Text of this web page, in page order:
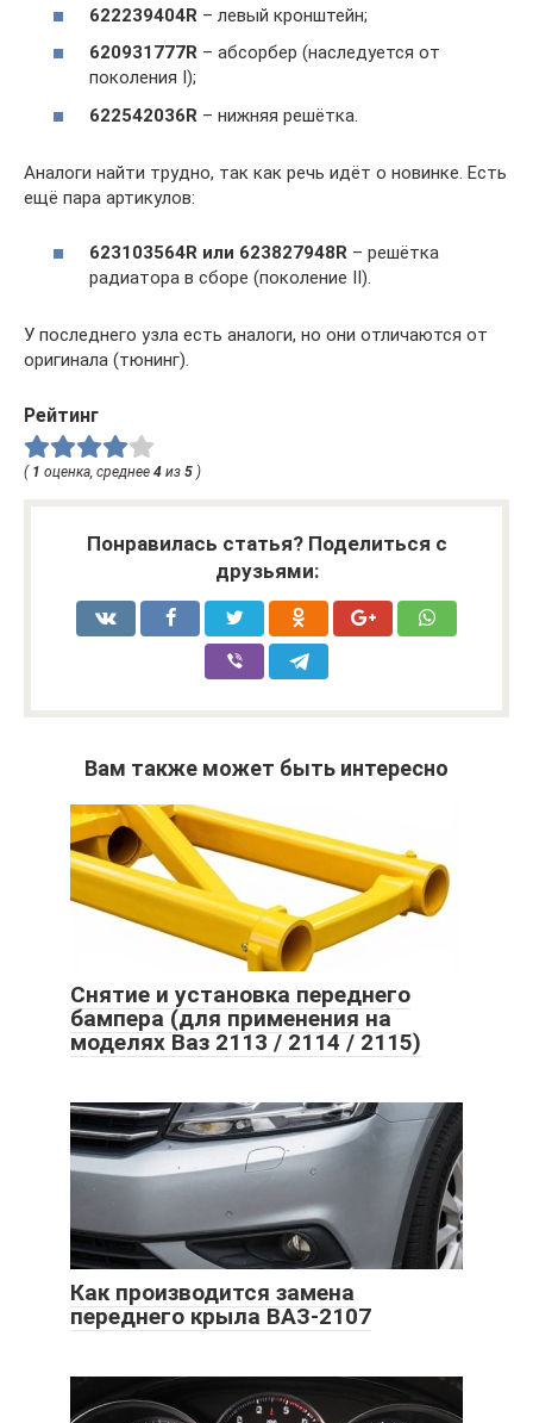
622239404R – левый кронштейн;
620931777R – абсорбер (наследуется от
поколения I);
622542036R – нижняя решётка.
Аналоги найти трудно, так как речь идёт о новинке. Есть
ещё пара артикулов:
623103564R или 623827948R – решётка
радиатора в сборе (поколение II).
У последнего узла есть аналоги, но они отличаются от
оригинала (тюнинг).
Рейтинг
( 1 оценка, среднее 4 из 5 )
Понравилась статья? Поделиться с
друзьями:
Вам также может быть интересно
Снятие и установка переднего
бампера (для применения на
моделях Ваз 2113 / 2114 / 2115)
Как производится замена
переднего крыла ВАЗ-2107